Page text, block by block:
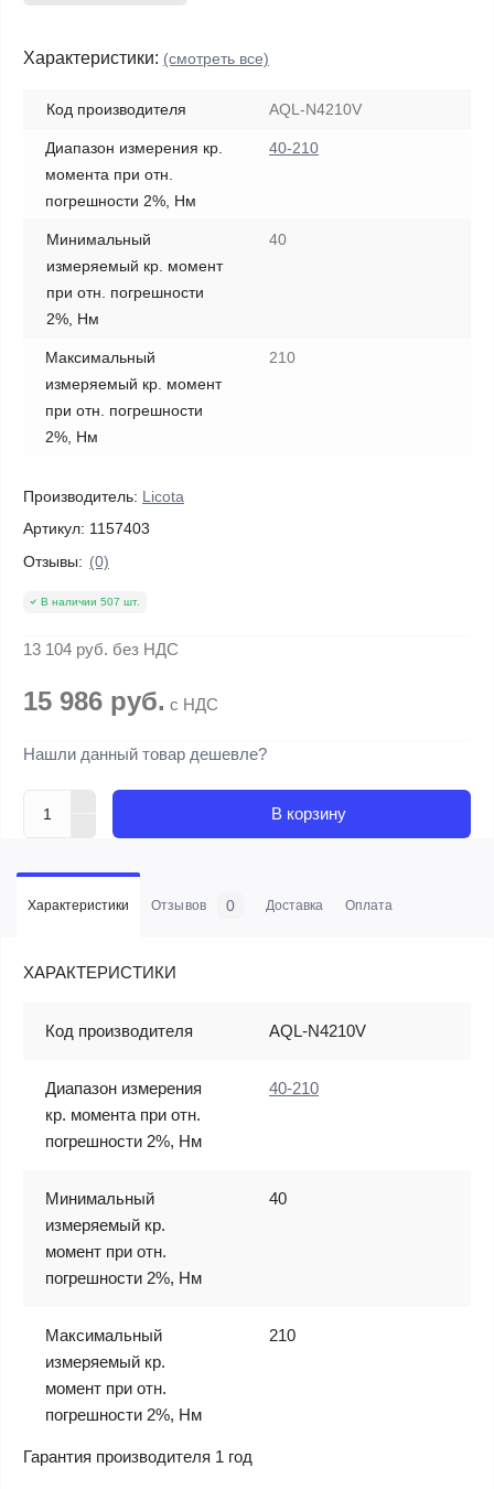
Характеристики: (смотреть все)
Код производителя AQL-N4210V
Диапазон измерения кр.
момента при отн.
погрешности 2%, Нм
40-210
Минимальный
измеряемый кр. момент
при отн. погрешности
2%, Нм
40
Максимальный
измеряемый кр. момент
при отн. погрешности
2%, Нм
210
Производитель: Licota
Артикул: 1157403
Отзывы: (0)
В наличии 507 шт.
13 104 руб. без НДС
15 986 руб. с НДС
Нашли данный товар дешевле?
В корзину
Характеристики Отзывов 0 Доставка Оплата
ХАРАКТЕРИСТИКИ
Код производителя AQL-N4210V
Диапазон измерения
кр. момента при отн.
погрешности 2%, Нм
40-210
Минимальный
измеряемый кр.
момент при отн.
погрешности 2%, Нм
40
Максимальный
измеряемый кр.
момент при отн.
погрешности 2%, Нм
210
Гарантия производителя 1 год